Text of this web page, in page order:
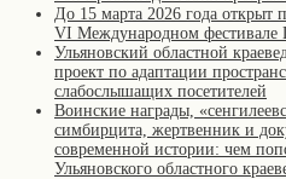
До 15 марта 2026 года открыт
VI Международном фестивале
Ульяновский областной
проект по адаптации
слабослышащих посетителей
Воинские награды,
симбирцита, жертвенник и
современной истории: чем
Ульяновского областного